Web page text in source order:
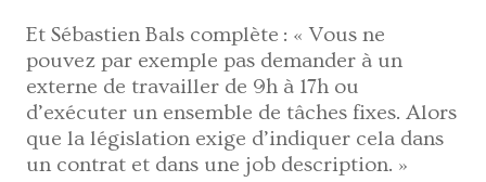
Et Sébastien Bals complète : « Vous ne
pouvez par exemple pas demander à un
externe de travailler de 9h à 17h ou
d’exécuter un ensemble de tâches fixes. Alors
que la législation exige d’indiquer cela dans
un contrat et dans une job description. »